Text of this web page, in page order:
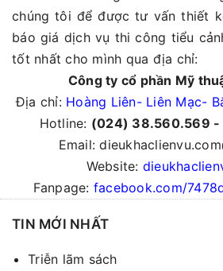
chúng tôi để được tư vấn thiết
báo giá dịch vụ thi công tiểu
tốt nhất cho mình qua địa chỉ:
Công ty cổ phần Mỹ
Địa chỉ: Hoàng Liên- Liên Mạc-
Hotline: (024) 38.560.569 -
Email:
Website:
Fanpage: facebook.com/
TIN MỚI NHẤT
Triễn lãm sách